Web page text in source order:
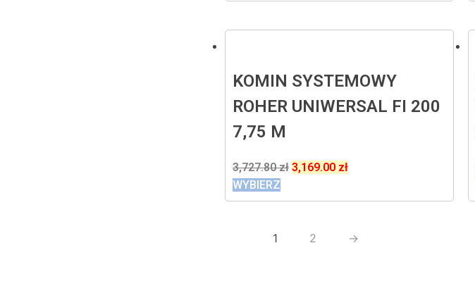
KOMIN SYSTEMOWY
ROHER UNIWERSAL FI 200
7,75 M
3,727.80zł 3,169.00 zł
WYBIERZ
1 2 →